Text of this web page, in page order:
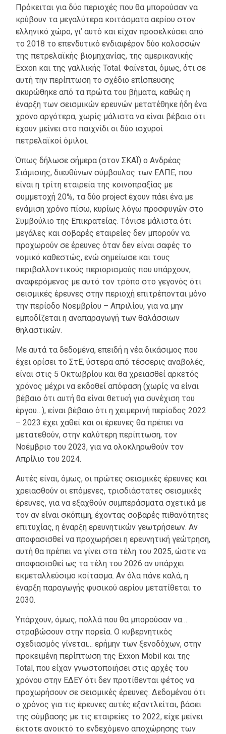
Πρόκειται για δύο περιοχές που θα μπορούσαν να
κρύβουν τα μεγαλύτερα κοιτάσματα αερίου στον
ελληνικό χώρο, γι’ αυτό και είχαν προσελκύσει από
το 2018 το επενδυτικό ενδιαφέρον δύο κολοσσών
της πετρελαϊκής βιομηχανίας, της αμερικανικής
Exxon και της γαλλικής Total. Φαίνεται, όμως, ότι σε
αυτή την περίπτωση το σχέδιο επίσπευσης
ακυρώθηκε από τα πρώτα του βήματα, καθώς η
έναρξη των σεισμικών ερευνών μετατέθηκε ήδη ένα
χρόνο αργότερα, χωρίς μάλιστα να είναι βέβαιο ότι
έχουν μείνει στο παιχνίδι οι δύο ισχυροί
πετρελαϊκοί όμιλοι.
Όπως δήλωσε σήμερα (στον ΣΚΑΪ) ο Ανδρέας
Σιάμισιης, διευθύνων σύμβουλος των ΕΛΠΕ, που
είναι η τρίτη εταιρεία της κοινοπραξίας με
συμμετοχή 20%, τα δύο project έχουν πάει ένα με
ενάμιση χρόνο πίσω, κυρίως λόγω προσφυγών στο
Συμβούλιο της Επικρατείας. Τόνισε μάλιστα ότι
μεγάλες και σοβαρές εταιρείες δεν μπορούν να
προχωρούν σε έρευνες όταν δεν είναι σαφές το
νομικό καθεστώς, ενώ σημείωσε και τους
περιβαλλοντικούς περιορισμούς που υπάρχουν,
αναφερόμενος με αυτό τον τρόπο στο γεγονός ότι
σεισμικές έρευνες στην περιοχή επιτρέπονται μόνο
την περίοδο Νοεμβρίου – Απριλίου, για να μην
εμποδίζεται η αναπαραγωγή των θαλάσσιων
θηλαστικών.
Με αυτά τα δεδομένα, επειδή η νέα δικάσιμος που
έχει ορίσει το ΣτΕ, ύστερα από τέσσερις αναβολές,
είναι στις 5 Οκτωβρίου και θα χρειασθεί αρκετός
χρόνος μέχρι να εκδοθεί απόφαση (χωρίς να είναι
βέβαιο ότι αυτή θα είναι θετική για συνέχιση του
έργου…), είναι βέβαιο ότι η χειμερινή περίοδος 2022
– 2023 έχει χαθεί και οι έρευνες θα πρέπει να
μετατεθούν, στην καλύτερη περίπτωση, τον
Νοέμβριο του 2023, για να ολοκληρωθούν τον
Απρίλιο του 2024.
Αυτές είναι, όμως, οι πρώτες σεισμικές έρευνες και
χρειασθούν οι επόμενες, τρισδιάστατες σεισμικές
έρευνες, για να εξαχθούν συμπεράσματα σχετικά με
τον αν είναι σκόπιμη, έχοντας σοβαρές πιθανότητες
επιτυχίας, η έναρξη ερευνητικών γεωτρήσεων. Αν
αποφασισθεί να προχωρήσει η ερευνητική γεώτρηση,
αυτή θα πρέπει να γίνει στα τέλη του 2025, ώστε να
αποφασισθεί ως τα τέλη του 2026 αν υπάρχει
εκμεταλλεύσιμο κοίτασμα. Αν όλα πάνε καλά, η
έναρξη παραγωγής φυσικού αερίου μετατίθεται το
2030.
Υπάρχουν, όμως, πολλά που θα μπορούσαν να…
στραβώσουν στην πορεία. Ο κυβερνητικός
σχεδιασμός γίνεται… ερήμην των ξενοδόχων, στην
προκειμένη περίπτωση της Exxon Mobil και της
Total, που είχαν γνωστοποιήσει στις αρχές του
χρόνου στην ΕΔΕΥ ότι δεν προτίθενται φέτος να
προχωρήσουν σε σεισμικές έρευνες. Δεδομένου ότι
ο χρόνος για τις έρευνες αυτές εξαντλείται, βάσει
της σύμβασης με τις εταιρείες το 2022, είχε μείνει
έκτοτε ανοικτό το ενδεχόμενο αποχώρησης των